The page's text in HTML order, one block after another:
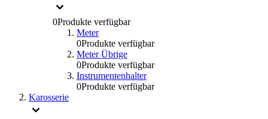
0Produkte verfügbar
Meter
0Produkte verfügbar
Meter Übrige
0Produkte verfügbar
Instrumentenhalter
0Produkte verfügbar
Karosserie